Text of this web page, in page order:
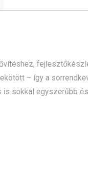
– így a
sokkal egyszerűbb